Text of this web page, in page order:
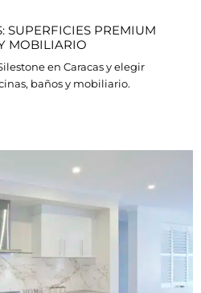
SUPERFICIES PREMIUM
MOBILIARIO
en Caracas y elegir
baños y mobiliario.